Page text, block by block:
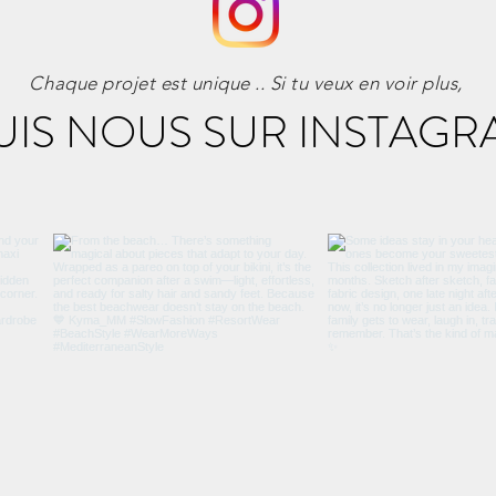
Chaque projet est unique .. Si tu veux en voir plus,
NOUS SUR